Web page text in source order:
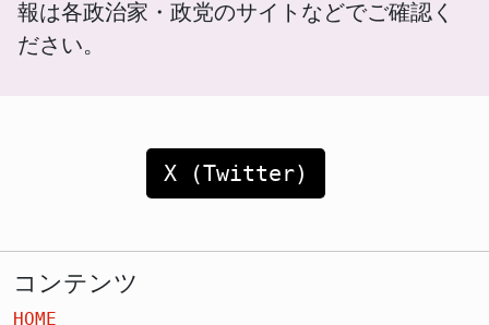
報は各政治家・政党のサイトなどでご確認く
ださい。
X (Twitter)
コンテンツ
HOME